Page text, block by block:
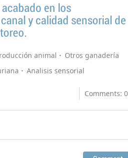
en los
y calidad sensorial de
animal
Otros ganadería
Analisis sensorial
Comments: 0